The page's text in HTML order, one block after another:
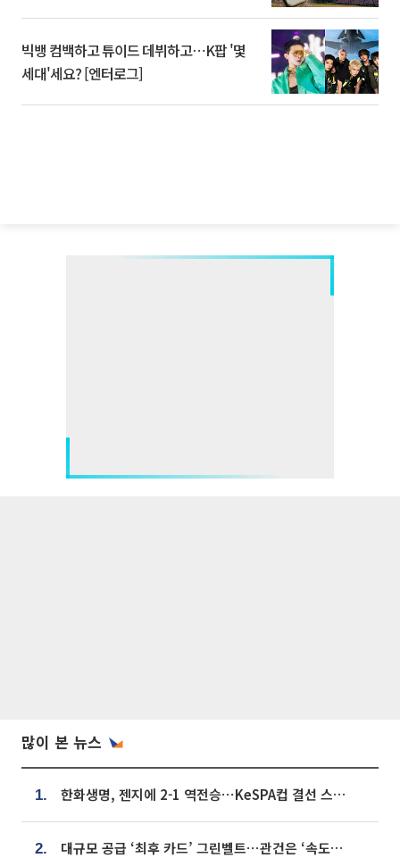
빅뱅 컴백하고 튜이드 데뷔하고⋯K팝 '몇
세대'세요? [엔터로그]
많이 본 뉴스
1. 한화생명, 젠지에 2-1 역전승⋯KeSPA컵 결선 스테이지 2 직행
2. 대규모 공급 ‘최후 카드’ 그린벨트⋯관건은 ‘속도’ [주택공급 승부수의 조건]